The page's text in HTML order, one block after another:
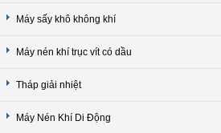
Máy sấy khô không khí
Máy nén khí trục vít có dầu
Tháp giải nhiệt
Máy Nén Khí Di Động